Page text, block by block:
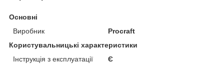
Основні
Виробник
Procraft
Користувальницькі характеристики
Інструкція з експлуатації
Є